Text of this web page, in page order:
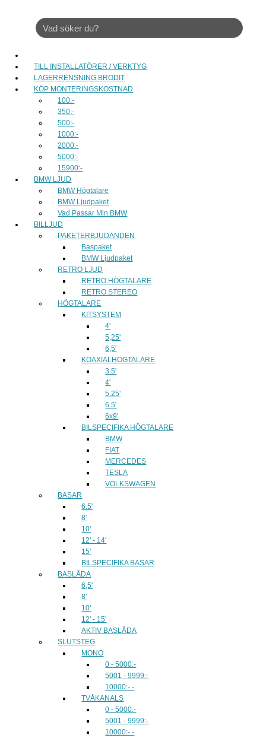
TILL INSTALLATÖRER / VERKTYG
LAGERRENSNING BRODIT
KÖP MONTERINGSKOSTNAD
100:-
350:-
500:-
1000:-
2000:-
5000:-
15900:-
BMW LJUD
BMW Högtalare
BMW Ljudpaket
Vad Passar Min BMW
BILLJUD
PAKETERBJUDANDEN
Baspaket
BMW Ljudpaket
RETRO LJUD
RETRO HÖGTALARE
RETRO STEREO
HÖGTALARE
KITSYSTEM
4'
5,25'
6,5'
KOAXIALHÖGTALARE
3.5'
4'
5.25'
6.5'
6x9'
BILSPECIFIKA HÖGTALARE
BMW
FIAT
MERCEDES
TESLA
VOLKSWAGEN
BASAR
6.5'
8'
10'
12' - 14'
15'
BILSPECIFIKA BASAR
BASLÅDA
6,5'
8'
10'
12' - 15'
AKTIV BASLÅDA
SLUTSTEG
MONO
0 - 5000:-
5001 - 9999:-
10000:- -
TVÅKANALS
0 - 5000:-
5001 - 9999:-
10000:- -